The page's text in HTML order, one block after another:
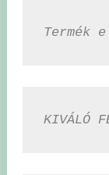
Termék
KIVÁLÓ